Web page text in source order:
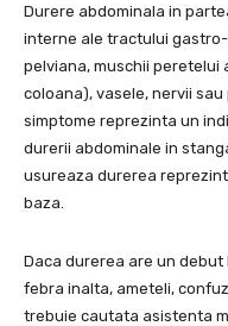
Durere abdominala in
interne ale tractului
pelviana, muschii peretelui
coloana), vasele, nervii
simptome reprezinta un
durerii abdominale in
usureaza durerea
baza.
Daca durerea are un
febra inalta, ameteli,
trebuie cautata asistenta